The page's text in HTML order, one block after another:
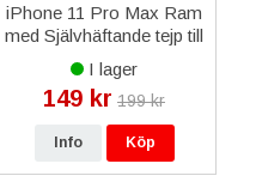
iPhone 11 Pro Max Ram
med Självhäftande tejp till
Skärm
I lager
149 kr 199 kr
Info Köp